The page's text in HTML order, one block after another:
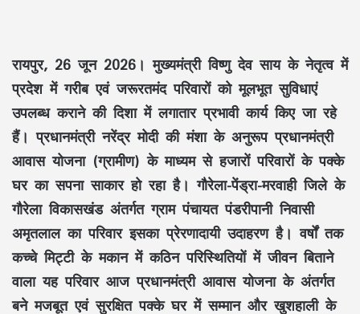
रायपुर, 26 जून 2026। मुख्यमंत्रीविष्णु देव सायके नेतृत्व में
प्रदेश मेंगरीब एवं जरूरतमंद परिवारोंकोमूलभूत सुविधाएं
उपलब्ध कराने की दिशा में लगातार प्रभावी कार्य किए जा रहे
हैं।प्रधानमंत्री नरेंद्र मोदीकी मंशा के अनुरूपप्रधानमंत्री
आवास योजना (ग्रामीण) के माध्यम से हजारों परिवारों केपक्के
घरका सपना साकार हो रहा है।गौरेला-पेंड्रा-मरवाहीजिले के
गौरेला विकासखंडअंतर्गतग्राम पंचायत पंडरीपानीनिवासी
अमृतलालका परिवार इसका प्रेरणादायी उदाहरण है। वर्षों तक
कच्चे मिट्टी के मकानमें कठिन परिस्थितियों में जीवन बिताने
वाला यह परिवार आजप्रधानमंत्री आवास योजनाके अंतर्गत
बनेमजबूत एवं सुरक्षित पक्के घरमें सम्मान और खुशहाली के